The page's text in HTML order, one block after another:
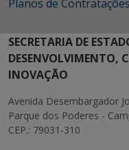
Planos de
SECRETARIA DE
DESENVOLVIMENTO,
INOVAÇÃO
Avenida Desembargador
Parque dos Poderes -
CEP.: 79031-310